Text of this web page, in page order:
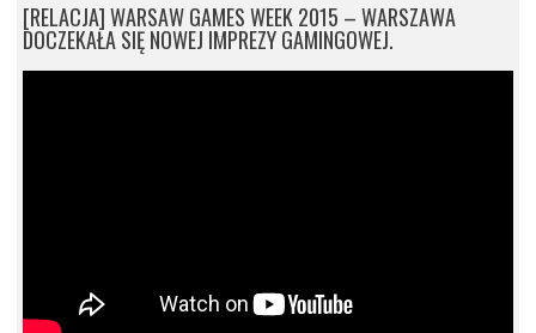
[RELACJA] WARSAW GAMES WEEK 2015 – WARSZAWA
DOCZEKAŁA SIĘ NOWEJ IMPREZY GAMINGOWEJ.